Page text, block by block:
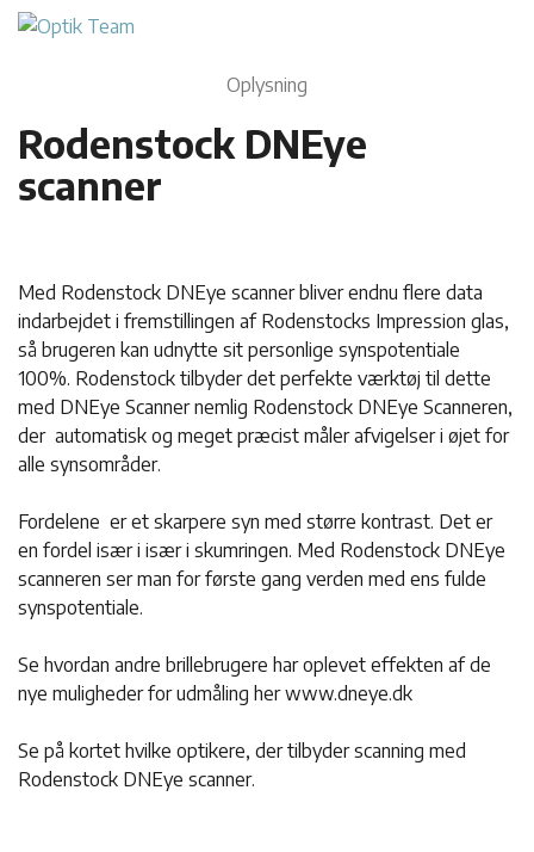
Oplysning
Rodenstock DNEye
scanner
Med Rodenstock DNEye scanner bliver endnu flere data
indarbejdet i fremstillingen af Rodenstocks Impression glas,
så brugeren kan udnytte sit personlige synspotentiale
100%. Rodenstock tilbyder det perfekte værktøj til dette
med DNEye Scanner nemlig Rodenstock DNEye Scanneren,
der automatisk og meget præcist måler afvigelser i øjet for
alle synsområder.
Fordelene er et skarpere syn med større kontrast. Det er
en fordel især i især i skumringen. Med Rodenstock DNEye
scanneren ser man for første gang verden med ens fulde
synspotentiale.
Se hvordan andre brillebrugere har oplevet effekten af de
nye muligheder for udmåling her www.dneye.dk
Se på kortet hvilke optikere, der tilbyder scanning med
Rodenstock DNEye scanner.